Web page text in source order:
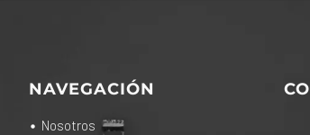
NAVEGACIÓN
Nosotros